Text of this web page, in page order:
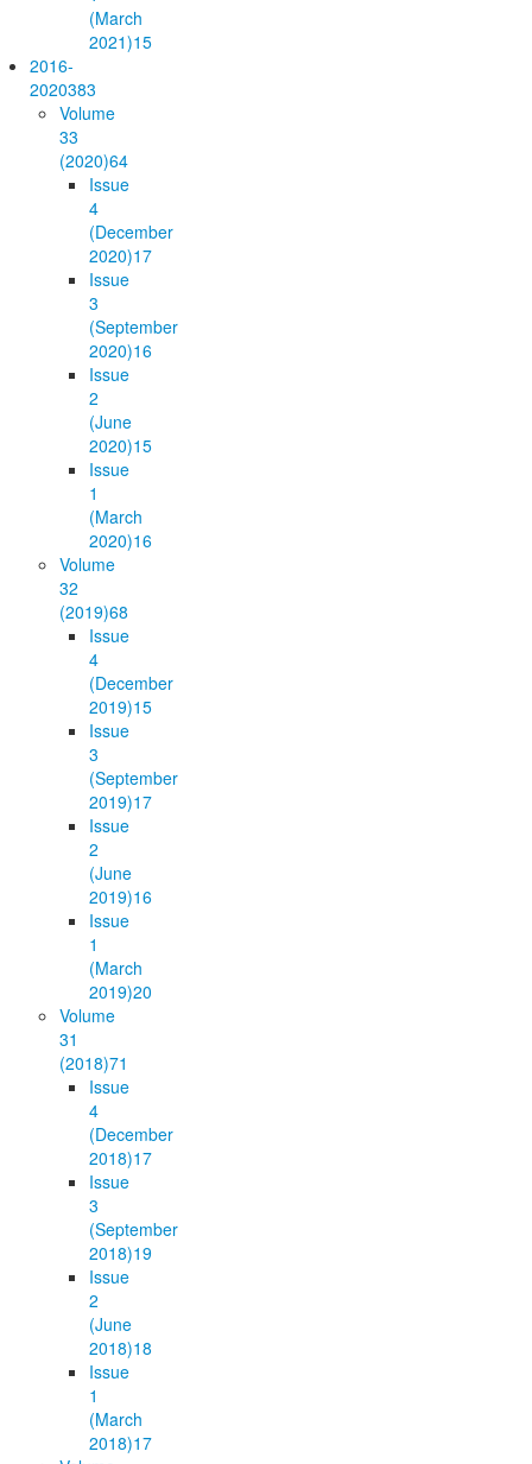
(March
2021)15
2016-
2020383
Volume
33
(2020)64
Issue
4
(December
2020)17
Issue
3
(September
2020)16
Issue
2
(June
2020)15
Issue
1
(March
2020)16
Volume
32
(2019)68
Issue
4
(December
2019)15
Issue
3
(September
2019)17
Issue
2
(June
2019)16
Issue
1
(March
2019)20
Volume
31
(2018)71
Issue
4
(December
2018)17
Issue
3
(September
2018)19
Issue
2
(June
2018)18
Issue
1
(March
2018)17